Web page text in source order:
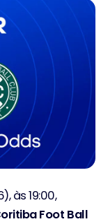
às 19:00,
Foot Ball